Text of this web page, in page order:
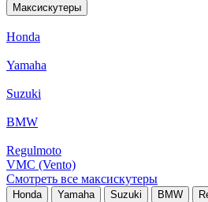
Максискутеры
Honda
Yamaha
Suzuki
BMW
Regulmoto
VMC (Vento)
Смотреть все максискутеры
Honda Yamaha Suzuki BMW